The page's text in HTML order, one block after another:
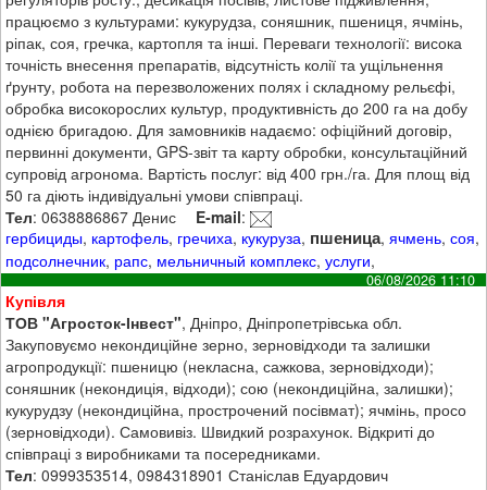
працюємо з культурами: кукурудза, соняшник, пшениця, ячмінь,
ріпак, соя, гречка, картопля та інші. Переваги технології: висока
точність внесення препаратів, відсутність колії та ущільнення
ґрунту, робота на перезволожених полях і складному рельєфі,
обробка високорослих культур, продуктивність до 200 га на добу
однією бригадою. Для замовників надаємо: офіційний договір,
первинні документи, GPS-звіт та карту обробки, консультаційний
супровід агронома. Вартість послуг: від 400 грн./га. Для площ від
50 га діють індивідуальні умови співпраці.
Тел: 0638886867 Денис E-mail:
гербициды, картофель, гречиха, кукуруза, пшеница,ячмень,соя,
подсолнечник, рапс, мельничный комплекс,услуги,
06/08/2026 11:10
Купівля
ТОВ "Агросток-Інвест", Дніпро, Дніпропетрівська обл.
Закуповуємо некондиційне зерно, зерновідходи та залишки
агропродукції: пшеницю (некласна, сажкова, зерновідходи);
соняшник (некондиція, відходи); сою (некондиційна, залишки);
кукурудзу (некондиційна, прострочений посівмат); ячмінь, просо
(зерновідходи). Самовивіз. Швидкий розрахунок. Відкриті до
співпраці з виробниками та посередниками.
Тел: 0999353514, 0984318901 Станіслав Едуардович